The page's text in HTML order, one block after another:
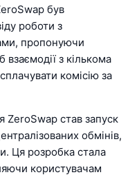
був
роботи з
пропонуючи
з кількома
комісію за
став запуск
обмінів,
Ця розробка стала
користувачам